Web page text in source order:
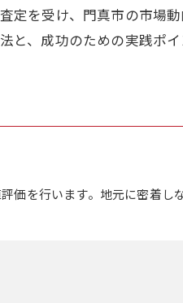
定を受け、門真市の市場
、成功のための実践ポイ
価を行います。地元に密着し